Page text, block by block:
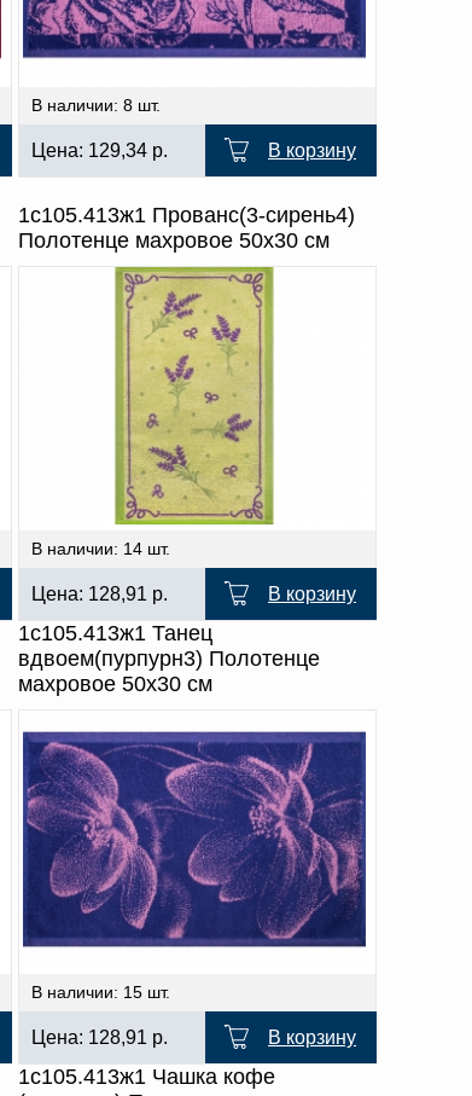
В наличии: 8 шт.
Цена: 129,34 р. В корзину
1с105.413ж1 Прованс(3-сирень4)
Полотенце махровое 50х30 см
В наличии: 14 шт.
Цена: 128,91 р. В корзину
1с105.413ж1 Танец
вдвоем(пурпурн3) Полотенце
махровое 50х30 см
В наличии: 15 шт.
Цена: 128,91 р. В корзину
1с105.413ж1 Чашка кофе